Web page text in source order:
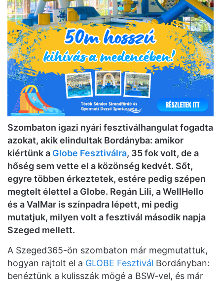
Szombaton igazi nyári fesztiválhangulat fogadta
azokat, akik elindultak Bordányba: amikor
kiértünk a Globe Fesztiválra, 35 fok volt, de a
hőség sem vette el a közönség kedvét. Sőt,
egyre többen érkeztetek, estére pedig szépen
megtelt élettel a Globe. Regán Lili, a WellHello
és a ValMar is színpadra lépett, mi pedig
mutatjuk, milyen volt a fesztivál második napja
Szeged mellett.
A Szeged365-ön szombaton már megmutattuk,
hogyan rajtolt el a GLOBE Fesztivál Bordányban:
benéztünk a kulisszák mögé a BSW-vel, és már